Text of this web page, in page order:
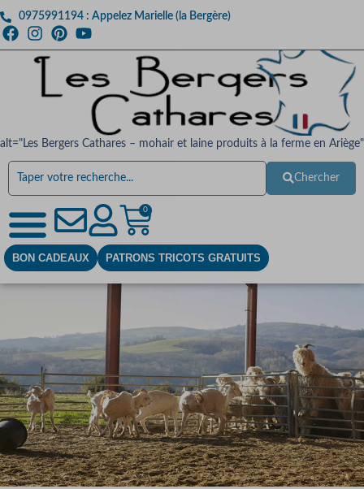
0975991194 : Appelez Marielle (la Bergère)
alt="Les Bergers Cathares – mohair et laine produits à la ferme en Ariège"
Chercher
0
BON CADEAUX PATRONS TRICOTS GRATUITS